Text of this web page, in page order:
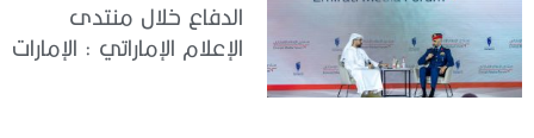
الدفاع خلال منتدى
الإعلام الإماراتي : الإمارات